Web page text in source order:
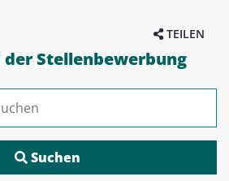
TEILEN
der Stellenbewerbung